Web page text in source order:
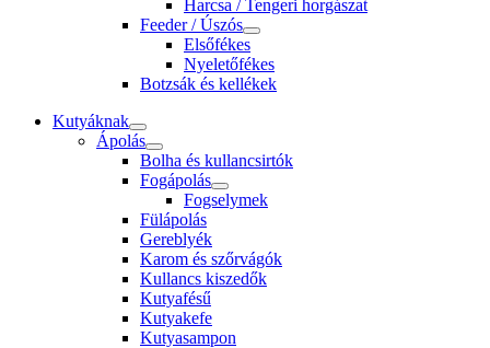
Harcsa / Tengeri horgászat
Feeder / Úszós
Elsőfékes
Nyeletőfékes
Botzsák és kellékek
Kutyáknak
Ápolás
Bolha és kullancsirtók
Fogápolás
Fogselymek
Fülápolás
Gereblyék
Karom és szőrvágók
Kullancs kiszedők
Kutyafésű
Kutyakefe
Kutyasampon